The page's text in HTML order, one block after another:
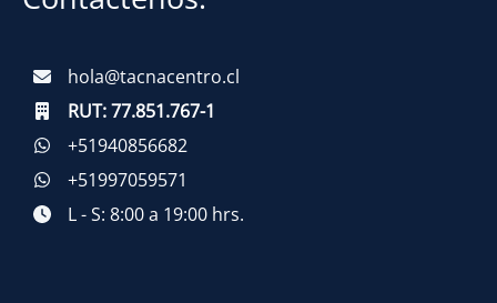
hola@tacnacentro.cl
RUT:77.851.767-1
+51940856682
+51997059571
L - S: 8:00 a 19:00 hrs.